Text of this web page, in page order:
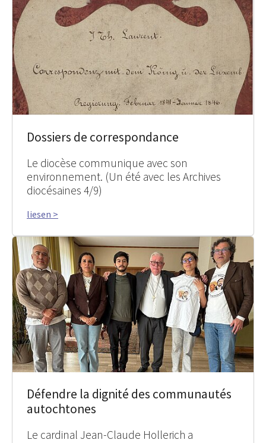
Dossiers de correspondance
Le diocèse communique avec son
environnement. (Un été avec les Archives
diocésaines 4/9)
liesen >
Défendre la dignité des communautés
autochtones
Le cardinal Jean-Claude Hollerich a